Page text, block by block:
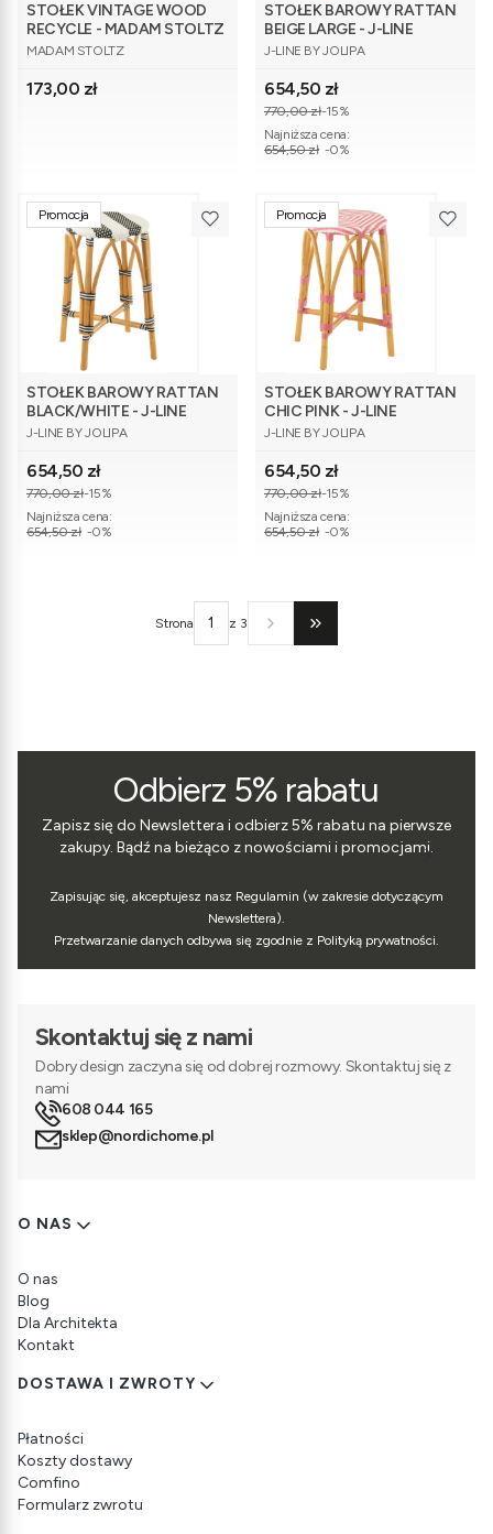
STOŁEK VINTAGE WOOD
RECYCLE - MADAM STOLTZ
PRODUCENT
MADAM STOLTZ
Cena
173,00 zł
STOŁEK BAROWY RATTAN
BEIGE LARGE - J-LINE
PRODUCENT
J-LINE BY JOLIPA
Cena promocyjna
654,50 zł
770,00 zł-15%
Najniższa cena:
654,50 zł -0%
Promocja
STOŁEK BAROWY RATTAN
BLACK/WHITE - J-LINE
PRODUCENT
J-LINE BY JOLIPA
Cena promocyjna
654,50 zł
770,00 zł-15%
Najniższa cena:
654,50 zł -0%
Promocja
STOŁEK BAROWY RATTAN
CHIC PINK - J-LINE
PRODUCENT
J-LINE BY JOLIPA
Cena promocyjna
654,50 zł
770,00 zł-15%
Najniższa cena:
654,50 zł -0%
Strona z 3 Przejdź do ostatniej
Odbierz 5% rabatu
Zapisz się do Newslettera i odbierz 5% rabatu na pierwsze
zakupy. Bądź na bieżąco z nowościami i promocjami.
Zapisując się, akceptujesz nasz Regulamin (w zakresie dotyczącym
Newslettera).
Przetwarzanie danych odbywa się zgodnie z Polityką prywatności.
Skontaktuj się z nami
Dobry design zaczyna się od dobrej rozmowy. Skontaktuj się z
nami
608 044 165
sklep@nordichome.pl
Linki w stopce
O NAS
O nas
Blog
Dla Architekta
Kontakt
DOSTAWA I ZWROTY
Płatności
Koszty dostawy
Comfino
Formularz zwrotu